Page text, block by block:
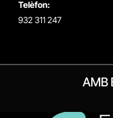
Telèfon:
932 311 247
AMB